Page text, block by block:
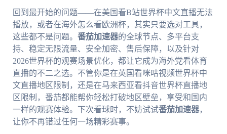
回到最开始的问题——在美国看B站世界杯中文直播无法
播放，或者在海外怎么看欧洲杯，其实只要选对工具，
这些都不是问题。 番茄加速器的全球节点、多平台支
持、稳定无限流量、安全加密、售后保障，以及针对
2026世界杯的观赛场景优化，都让它成为海外党看体育
直播的不二之选。不管你是在英国看咪咕视频世界杯中
文直播地区限制，还是在马来西亚看抖音世界杯直播地
区限制，番茄都能帮你轻松打破地区壁垒，享受和国内
一样的观赛体验。下次看球时，不妨试试番茄加速器，
让你不再错过任何一场精彩赛事。